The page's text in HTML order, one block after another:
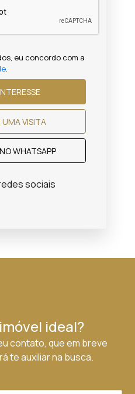
eu concordo com a
.
INTERESSE
AGENDAR UMA VISITA
WHATSAPP
sociais
ideal?
contato, que em breve
te auxiliar na busca.